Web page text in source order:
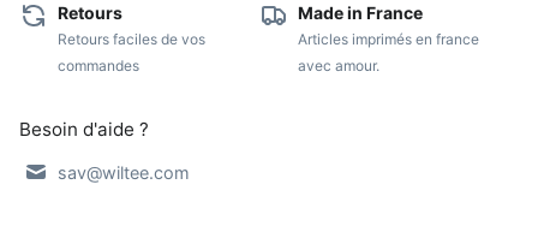
Retours
Retours faciles de vos
commandes
Made in France
Articles imprimés en france
avec amour.
Besoin d'aide ?
sav@wiltee.com